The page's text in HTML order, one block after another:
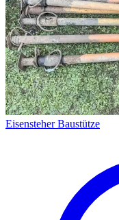
Eisensteher Baustütze